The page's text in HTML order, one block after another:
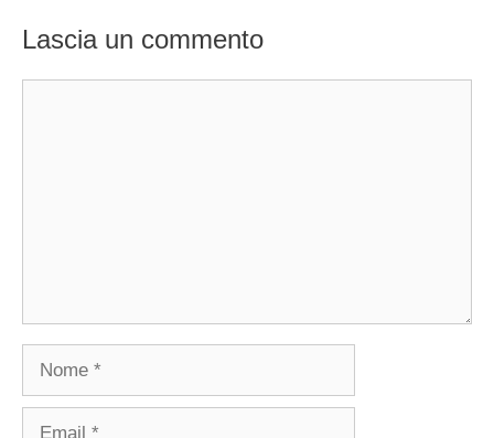
Lascia un commento
Nome
Email